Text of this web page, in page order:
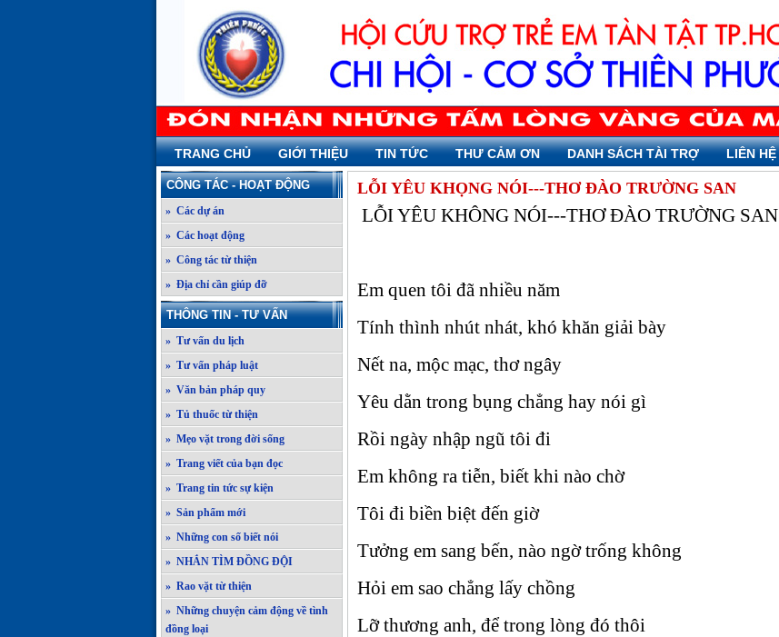
TRANG CHỦ GIỚI THIỆU TIN TỨC THƯ CẢM ƠN DANH SÁCH TÀI TRỢ LIÊN HỆ
CÔNG TÁC - HOẠT ĐỘNG
» Các dự án
» Các hoạt động
» Công tác từ thiện
» Địa chỉ cần giúp đỡ
THÔNG TIN - TƯ VẤN
» Tư vấn du lịch
» Tư vấn pháp luật
» Văn bản pháp quy
» Tủ thuốc từ thiện
» Mẹo vặt trong đời sống
» Trang viết của bạn đọc
» Trang tin tức sự kiện
» Sản phẩm mới
» Những con số biết nói
» NHẮN TÌM ĐỒNG ĐỘI
» Rao vặt từ thiện
» Những chuyện cảm động về tình
đồng loại
LỖI YÊU KHỌNG NÓI---THƠ ĐÀO TRƯỜNG SAN
LỖI YÊU KHÔNG NÓI---THƠ ĐÀO TRƯỜNG SAN
Em quen tôi đã nhiều năm
Tính thình nhút nhát, khó khăn giải bày
Nết na, mộc mạc, thơ ngây
Yêu dằn trong bụng chẳng hay nói gì
Rồi ngày nhập ngũ tôi đi
Em không ra tiễn, biết khi nào chờ
Tôi đi biền biệt đến giờ
Tưởng em sang bến, nào ngờ trống không
Hỏi em sao chẳng lấy chồng
Lỡ thương anh, để trong lòng đó thôi